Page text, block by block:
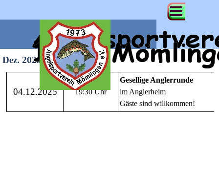
Dez. 2025
04.12.2025
Donnerstag
19:30 Uhr
Gesellige Anglerrunde
im Anglerheim
Gäste sind willkommen!